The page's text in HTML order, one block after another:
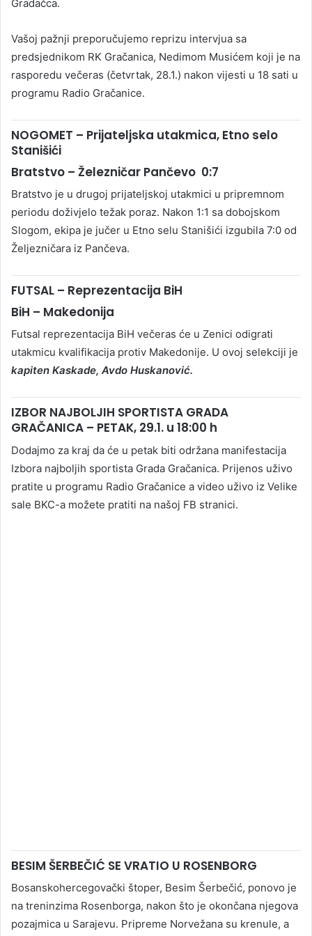
Gradačca.
Vašoj pažnji preporučujemo reprizu intervjua sa
predsjednikom RK Gračanica, Nedimom Musićem koji je na
rasporedu večeras (četvrtak, 28.1.) nakon vijesti u 18 sati u
programu Radio Gračanice.
NOGOMET – Prijateljska utakmica, Etno selo
Stanišići
Bratstvo – Železničar Pančevo 0:7
Bratstvo je u drugoj prijateljskoj utakmici u pripremnom
periodu doživjelo težak poraz. Nakon 1:1 sa dobojskom
Slogom, ekipa je jučer u Etno selu Stanišići izgubila 7:0 od
Željezničara iz Pančeva.
FUTSAL – Reprezentacija BiH
BiH – Makedonija
Futsal reprezentacija BiH večeras će u Zenici odigrati
utakmicu kvalifikacija protiv Makedonije. U ovoj selekciji je
kapiten Kaskade, Avdo Huskanović.
IZBOR NAJBOLJIH SPORTISTA GRADA
GRAČANICA – PETAK, 29.1. u 18:00 h
Dodajmo za kraj da će u petak biti održana manifestacija
Izbora najboljih sportista Grada Gračanica. Prijenos uživo
pratite u programu Radio Gračanice a video uživo iz Velike
sale BKC-a možete pratiti na našoj FB stranici.
BESIM ŠERBEČIĆ SE VRATIO U ROSENBORG
Bosanskohercegovački štoper, Besim Šerbečić, ponovo je
na treninzima Rosenborga, nakon što je okončana njegova
pozajmica u Sarajevu. Pripreme Norvežana su krenule, a